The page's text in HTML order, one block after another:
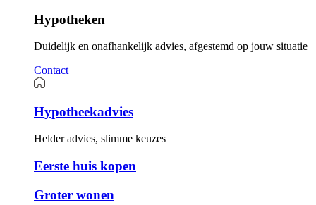
Hypotheken
Duidelijk en onafhankelijk advies, afgestemd op jouw situatie
Contact
Hypotheekadvies
Helder advies, slimme keuzes
Eerste huis kopen
Groter wonen